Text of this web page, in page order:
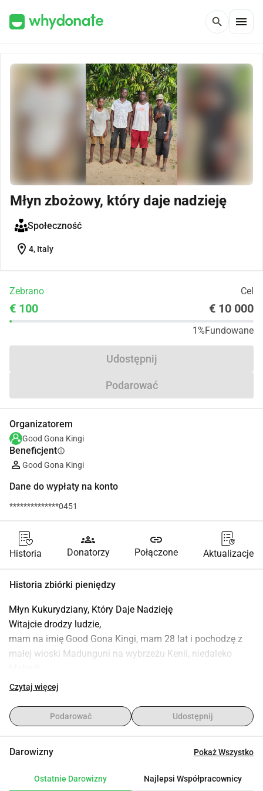
search menu
Młyn zbożowy, który daje nadzieję
Społeczność
location_on 4, Italy
Zebrano Cel
€ 100 € 10 000
1%Fundowane
Udostępnij
Podarować
Organizatorem
Good Gona Kingi
Beneficjentinfo
Good Gona Kingi
Dane do wypłaty na konto
**************0451
Historia
groups
Donatorzy
link
Połączone Aktualizacje
Historia zbiórki pieniędzy
Młyn Kukurydziany, Który Daje Nadzieję
Witajcie drodzy ludzie,
mam na imię Good Gona Kingi, mam 28 lat i pochodzę z
małej wioski Madunguni na wybrzeżu Kenii, niedaleko
Przyjechałem do Europy dwa lata temu, aby uciec od biedy
Camaiore i pracuję w domu opieki jako pielęgniarz z
naciskiem na geriatrię.
mojej rodzinnej wioski dla mojej rodziny, moich przyjaciół i
nadzieję, perspektywy i zrównoważoną pracę.
Czytaj więcej
Podarować Udostępnij
Darowizny Pokaż Wszystko
Ostatnie Darowizny Najlepsi Współpracownicy